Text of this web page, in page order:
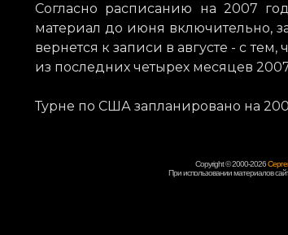
Согласно расписанию на 2007
материал до июня включительно,
вернется к записи в августе - с
из последних четырех месяцев
Турне по США запланировано на
Copyright © 2000-2026
При использовании материалов